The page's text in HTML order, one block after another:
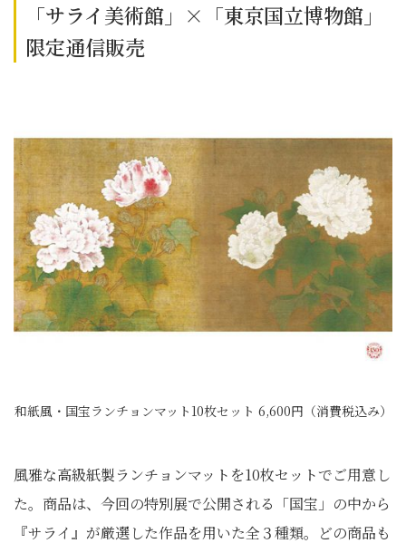
「サライ美術館」×「東京国立博物館」
限定通信販売
和紙風・国宝ランチョンマット10枚セット 6,600円（消費税込み）
風雅な高級紙製ランチョンマットを10枚セットでご用意し
た。商品は、今回の特別展で公開される「国宝」の中から
『サライ』が厳選した作品を用いた全３種類。どの商品も